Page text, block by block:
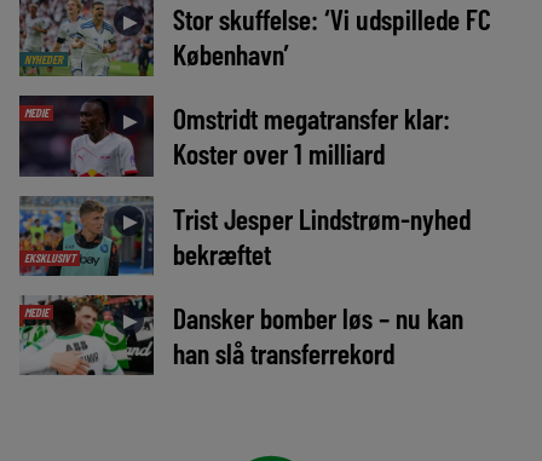
NYHEDER
►
Stor skuffelse: ‘Vi udspillede FC
København’
MEDIE ►
Omstridt megatransfer klar:
Koster over 1 milliard
EKSKLUSIVT
►
Trist Jesper Lindstrøm-nyhed
bekræftet
MEDIE ►
Dansker bomber løs – nu kan
han slå transferrekord